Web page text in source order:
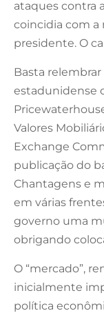
ataques contra
coincidia com a
presidente. O
Basta
estadunidense
Valores
Exchange
publicação do
Chantagens e
em várias
governo uma
obrigando
O “mercado”,
inicialmente
política